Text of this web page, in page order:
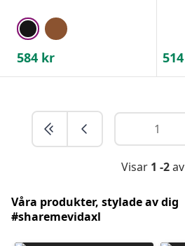
584 kr 514
Visar 1 -2av
Våra produkter, stylade av dig
#sharemevidaxl